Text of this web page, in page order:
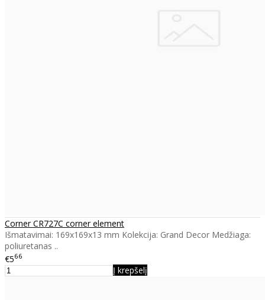
Corner CR727C corner element
Išmatavimai: 169x169x13 mm Kolekcija: Grand Decor Medžiaga:
poliuretanas ..
€566
Į krepšelį